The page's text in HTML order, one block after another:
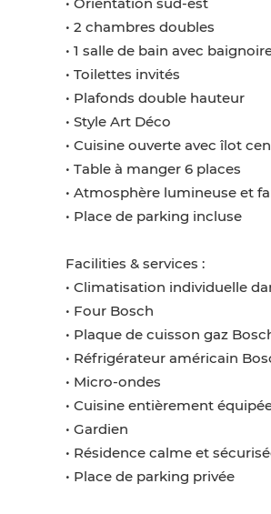
• Orientation sud-est
• 2 chambres doubles
• 1 salle de bain avec
• Toilettes invités
• Plafonds double hauteur
• Style Art Déco
• Cuisine ouverte avec îlot
• Table à manger 6 places
• Atmosphère lumineuse et
• Place de parking incluse
Facilities & services :
• Climatisation individuelle
• Four Bosch
• Plaque de cuisson gaz
• Réfrigérateur américain
• Micro-ondes
• Cuisine entièrement
• Gardien
• Résidence calme et
• Place de parking privée